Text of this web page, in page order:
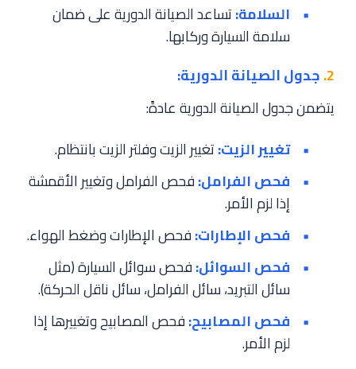
السلامة:تساعد الصيانة الدورية على ضمان
سلامة السيارة وركابها.
2. جدول الصيانة الدورية:
يتضمن جدول الصيانة الدورية عادةً:
تغيير الزيت:تغيير الزيت وفلتر الزيت بانتظام.
فحص الفرامل:فحص الفرامل وتغيير الأقمشة
إذا لزم الأمر.
فحص الإطارات:فحص الإطارات وضغط الهواء.
فحص السوائل:فحص سوائل السيارة (مثل
سائل التبريد، سائل الفرامل، سائل ناقل الحركة).
فحص المصابيح:فحص المصابيح وتغييرها إذا
لزم الأمر.